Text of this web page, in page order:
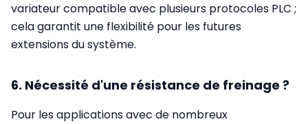
variateur compatible avec plusieurs protocoles PLC ;
cela garantit une flexibilité pour les futures
extensions du système.
6. Nécessité d'une résistance de freinage ?
Pour les applications avec de nombreux